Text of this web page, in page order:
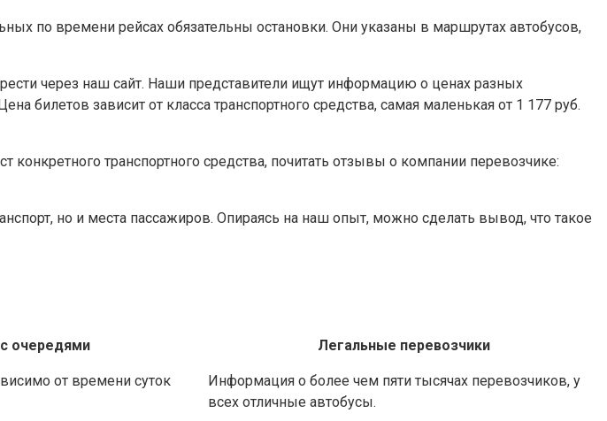
по времени рейсах обязательны остановки. Они указаны в маршрутах автобусов,
через наш сайт. Наши представители ищут информацию о ценах разных
зависит от класса транспортного средства, самая маленькая от 1 177 руб.
транспортного средства, почитать отзывы о компании перевозчике:
но и места пассажиров. Опираясь на наш опыт, можно сделать вывод, что такое
очередями
от времени суток
Легальные перевозчики
Информация о более чем пяти тысячах перевозчиков, у
всех отличные автобусы.